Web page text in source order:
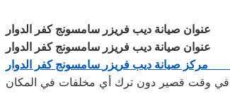
عنوان صيانة ديب فريزر سامسونج كفر الدوار
عنوان صيانة ديب فريزر سامسونج كفر الدوار
مركز صيانة ديب فريزر سامسونج كفر الدوار